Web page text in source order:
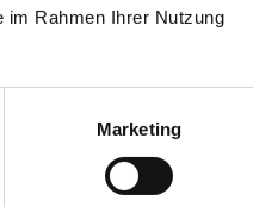
im Rahmen Ihrer Nutzung
Marketing